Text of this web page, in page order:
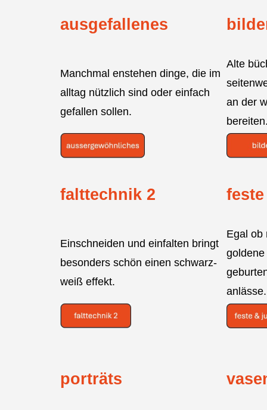
ausgefallenes
Manchmal enstehen dinge, die im
alltag nützlich sind oder einfach
gefallen sollen.
Alte
an der
falttechnik 2
Einschneiden und einfalten bringt
besonders schön einen schwarz-
weiß effekt.
Egal ob
anlässe.
porträts